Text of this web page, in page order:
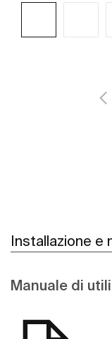
Installazione e
Manuale di